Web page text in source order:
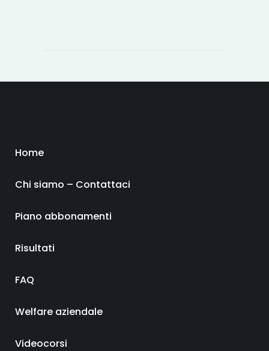
Home
Chi siamo – Contattaci
Piano abbonamenti
Risultati
FAQ
Welfare aziendale
Videocorsi